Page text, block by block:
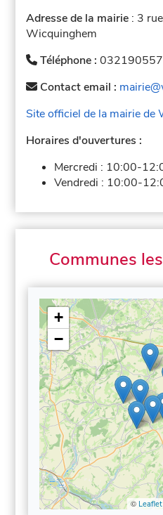
Adresse de la mairie : 3
Wicquinghem
Téléphone :
Contact email :
Site officiel de la mairie de
Horaires d'ouvertures :
Mercredi : 10:00-
Vendredi : 10:00-
Communes
+
−
© Leaflet